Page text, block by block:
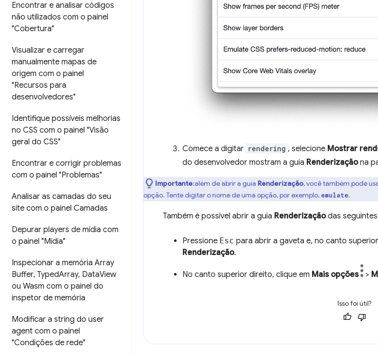
Encontrar e analisar códigos
não utilizados com o painel
"Cobertura"
Visualizar e carregar
manualmente mapas de
origem com o painel
"Recursos para
desenvolvedores"
Identifique possíveis melhorias
no CSS com o painel "Visão
geral do CSS"
Encontrar e corrigir problemas
com o painel "Problemas"
Analisar as camadas do seu
site com o painel Camadas
Depurar players de mídia com
o painel "Mídia"
Inspecionar a memória Array
Buffer, TypedArray, DataView
ou Wasm com o painel do
inspetor de memória
Modificar a string do user
agent com o painel
"Condições de rede"
Comece a digitar rendering , selecione Mostrar
do desenvolvedor mostram a guia Renderizaçãona
Importante:além de abrir a guia Renderização, você também pode
opção. Tente digitar o nome de uma opção, por exemplo, emulate.
Também é possível abrir a guia Renderizaçãodas seguintes
Pressione Esc para abrir a gaveta e, no canto
Renderização.
No canto superior direito, clique em Mais opções >
Isso foi útil?